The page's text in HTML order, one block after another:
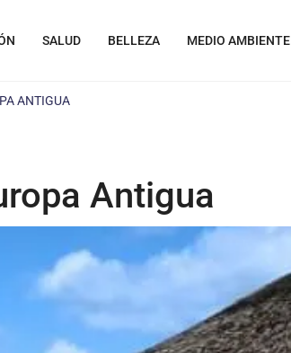
SALUD BELLEZA MEDIO AMBIENTE
ANTIGUA
Antigua